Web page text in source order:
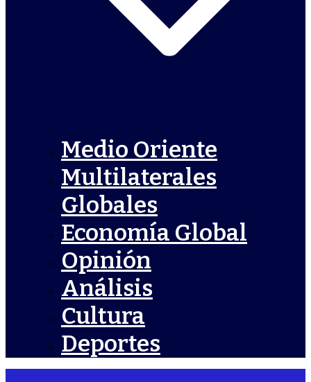
Medio Oriente
Multilaterales
Globales
Economía Global
Opinión
Análisis
Cultura
Deportes